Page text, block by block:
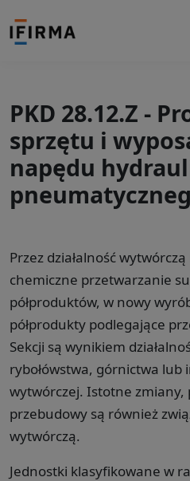
PKD 28.12.Z -
sprzętu i
napędu
Przez działalność
chemiczne przetwarzanie
półproduktów, w nowy
półprodukty podlegające
Sekcji są wynikiem
rybołówstwa, górnictwa lub
wytwórczej. Istotne zmiany,
przebudowy są również
wytwórczą.
Jednostki klasyfikowane w